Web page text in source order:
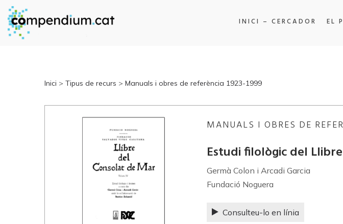
INICI – CERCADOR EL
Inici > Tipus de recurs > Manuals i obres de referència 1923-1999
MANUALS I OBRES DE
Estudi filològic del
Germà Colon i Arcadi Garcia
Fundació Noguera
Consulteu-lo en línia